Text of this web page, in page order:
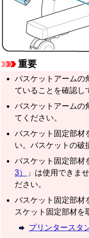
重要
バスケットアームの
ていることを確認し
バスケットアームの
てください。
バスケット固定部材
い。 バスケット の破
バスケット固定部材
3）
」は使用できま
ださい。
バスケット固定部材
スケット固定部材を
プリンタースタ